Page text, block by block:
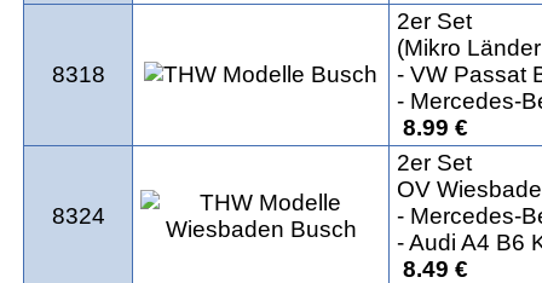
8318
2er Set
(Mikro
- VW Passat
- Mercedes-
8.99 €
8324
2er Set
OV
- Mercedes-
- Audi A4 B6
8.49 €